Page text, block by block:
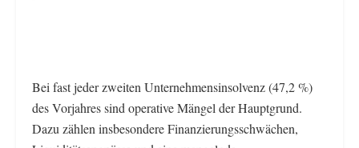
Bei fast jeder zweiten Unternehmensinsolvenz (47,2 %)
des Vorjahres sind operative Mängel der Hauptgrund.
Dazu zählen insbesondere Finanzierungsschwächen,